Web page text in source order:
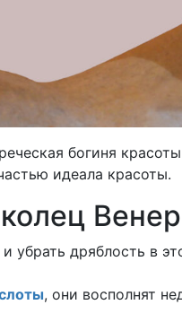
богиня
идеала красоты.
колец
и убрать дряблость в
, они восполнят